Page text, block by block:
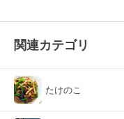
関連カテゴリ
たけのこ